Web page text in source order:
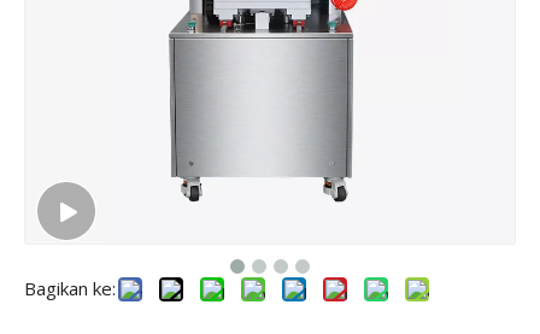
Bagikan ke: